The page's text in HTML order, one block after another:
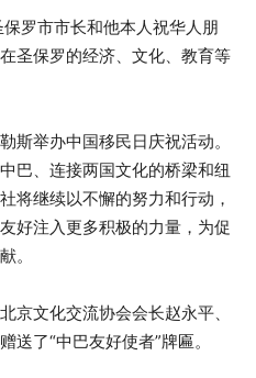
罗市市长和他本人祝华人朋
圣保罗的经济、文化、教育等
斯举办中国移民日庆祝活动。
巴、连接两国文化的桥梁和纽
将继续以不懈的努力和行动，
好注入更多积极的力量，为促
。
京文化交流协会会长赵永平、
送了“中巴友好使者”牌匾。